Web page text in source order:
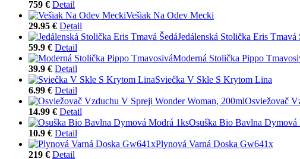
759 € Detail
Vešiak Na Odev Mecki
29.95 € Detail
Jedálenská Stolička Eris Tmavá
59.9 € Detail
Moderná Stolička Pippo
39.9 € Detail
Sviečka V Skle S Krytom Lina
6.99 € Detail
Osviežovač
14.99 € Detail
Osuška Bio Bavlna Dymová
10.9 € Detail
Plynová Varná Doska Gw641x
219 € Detail